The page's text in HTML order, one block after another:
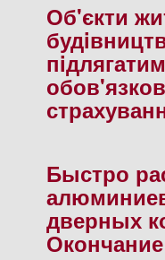
Об'єкти
Быстро
дверных
Окончание